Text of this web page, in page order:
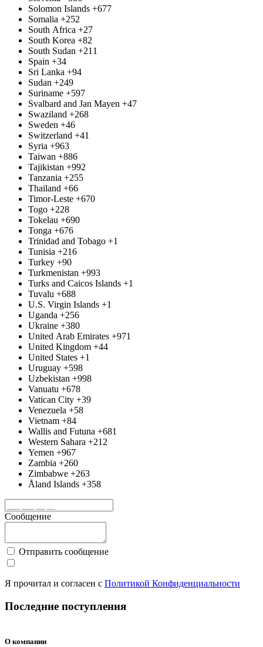
Solomon Islands +677
Somalia +252
South Africa +27
South Korea +82
South Sudan +211
Spain +34
Sri Lanka +94
Sudan +249
Suriname +597
Svalbard and Jan Mayen +47
Swaziland +268
Sweden +46
Switzerland +41
Syria +963
Taiwan +886
Tajikistan +992
Tanzania +255
Thailand +66
Timor-Leste +670
Togo +228
Tokelau +690
Tonga +676
Trinidad and Tobago +1
Tunisia +216
Turkey +90
Turkmenistan +993
Turks and Caicos Islands +1
Tuvalu +688
U.S. Virgin Islands +1
Uganda +256
Ukraine +380
United Arab Emirates +971
United Kingdom +44
United States +1
Uruguay +598
Uzbekistan +998
Vanuatu +678
Vatican City +39
Venezuela +58
Vietnam +84
Wallis and Futuna +681
Western Sahara +212
Yemen +967
Zambia +260
Zimbabwe +263
Åland Islands +358
Сообщение
Отправить сообщение
Я прочитал и согласен с Политикой Конфиденциальности
Последние поступления
бюджетный
бюджетный
О компании